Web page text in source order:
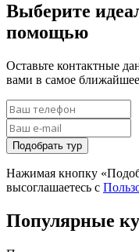
Выберите
помощью
Оставьте контактные
вами в самое
Подобрать тур
Нажимая кнопку
высоглашаетесь с
Популярные